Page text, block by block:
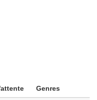
Genres